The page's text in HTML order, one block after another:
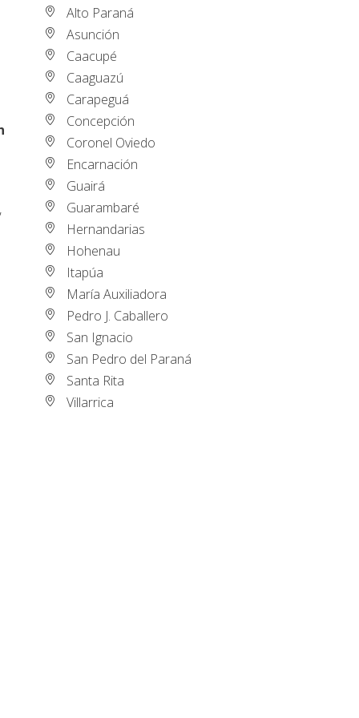
Alto Paraná
Asunción
Caacupé
Caaguazú
Carapeguá
Concepción
Coronel Oviedo
Encarnación
Guairá
Guarambaré
Hernandarias
Hohenau
Itapúa
María Auxiliadora
Pedro J. Caballero
San Ignacio
San Pedro del Paraná
Santa Rita
Villarrica